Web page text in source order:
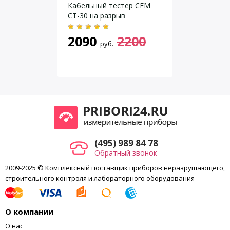
Кабельный тестер CEM
CT-30 на разрыв
2090 руб. 2200
(495) 989 84 78
Обратный звонок
2009-2025 © Комплексный поставщик приборов неразрушающего,
строительного контроля и лабораторного оборудования
О компании
О нас